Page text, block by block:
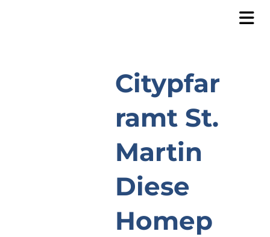
Citypfar
ramt St.
Martin
Diese
Homep